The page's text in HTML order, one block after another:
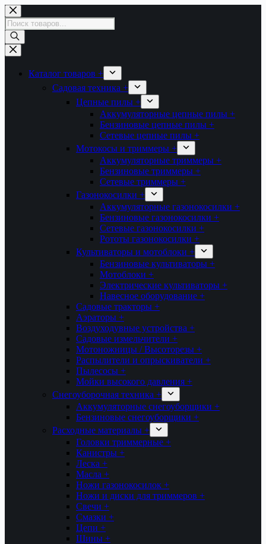
Перейти
к
сути
Поиск
товаров
Каталог товаров +
Садовая техника +
Цепные пилы +
Аккумуляторные цепные пилы +
Бензиновые цепные пилы +
Сетевые цепные пилы +
Мотокосы и триммеры +
Аккумуляторные триммеры +
Бензиновые триммеры +
Сетевые триммеры +
Газонокосилки +
Аккумуляторные газонокосилки +
Бензиновые газонокосилки +
Сетевые газонокосилки +
Рототы газонокосилки +
Культиваторы и мотоблоки +
Бензиновые культиваторы +
Мотоблоки +
Электрические культиваторы +
Навесное оборудование +
Садовые тракторы +
Аэраторы +
Воздуходувные устройства +
Садовые измельчители +
Мотоножницы / Высоторезы +
Распылители и опрыскиватели +
Пылесосы +
Мойки высокого давления +
Снегоуборочная техника +
Аккумуляторные снегоуборщики +
Бензиновые снегоуборщики +
Расходные материалы +
Головки триммерные +
Канистры +
Леска +
Масла +
Ножи газонокосилок +
Ножи и диски для триммеров +
Свечи +
Смазки +
Цепи +
Шины +